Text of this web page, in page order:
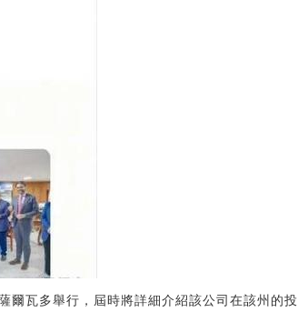
瓦多舉行，屆時將詳細介紹該公司在該州的投